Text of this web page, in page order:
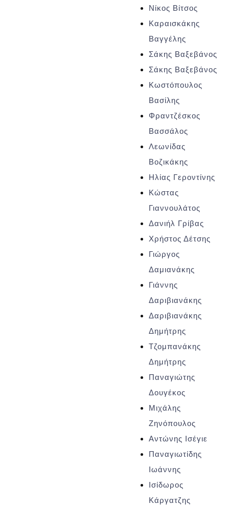
Νίκος Βίτσος
Καραισκάκης
Βαγγέλης
Σάκης Βαξεβάνος
Σάκης Βαξεβάνος
Κωστόπουλος
Βασίλης
Φραντζέσκος
Βασσάλος
Λεωνίδας
Βοζικάκης
Ηλίας Γεροντίνης
Κώστας
Γιαννουλάτος
Δανιήλ Γρίβας
Χρήστος Δέτσης
Γιώργος
Δαμιανάκης
Γιάννης
Δαριβιανάκης
Δαριβιανάκης
Δημήτρης
Τζομπανάκης
Δημήτρης
Παναγιώτης
Δουγέκος
Μιχάλης
Ζηνόπουλος
Αντώνης Ισέγιε
Παναγιωτίδης
Ιωάννης
Ισίδωρος
Κάργατζης